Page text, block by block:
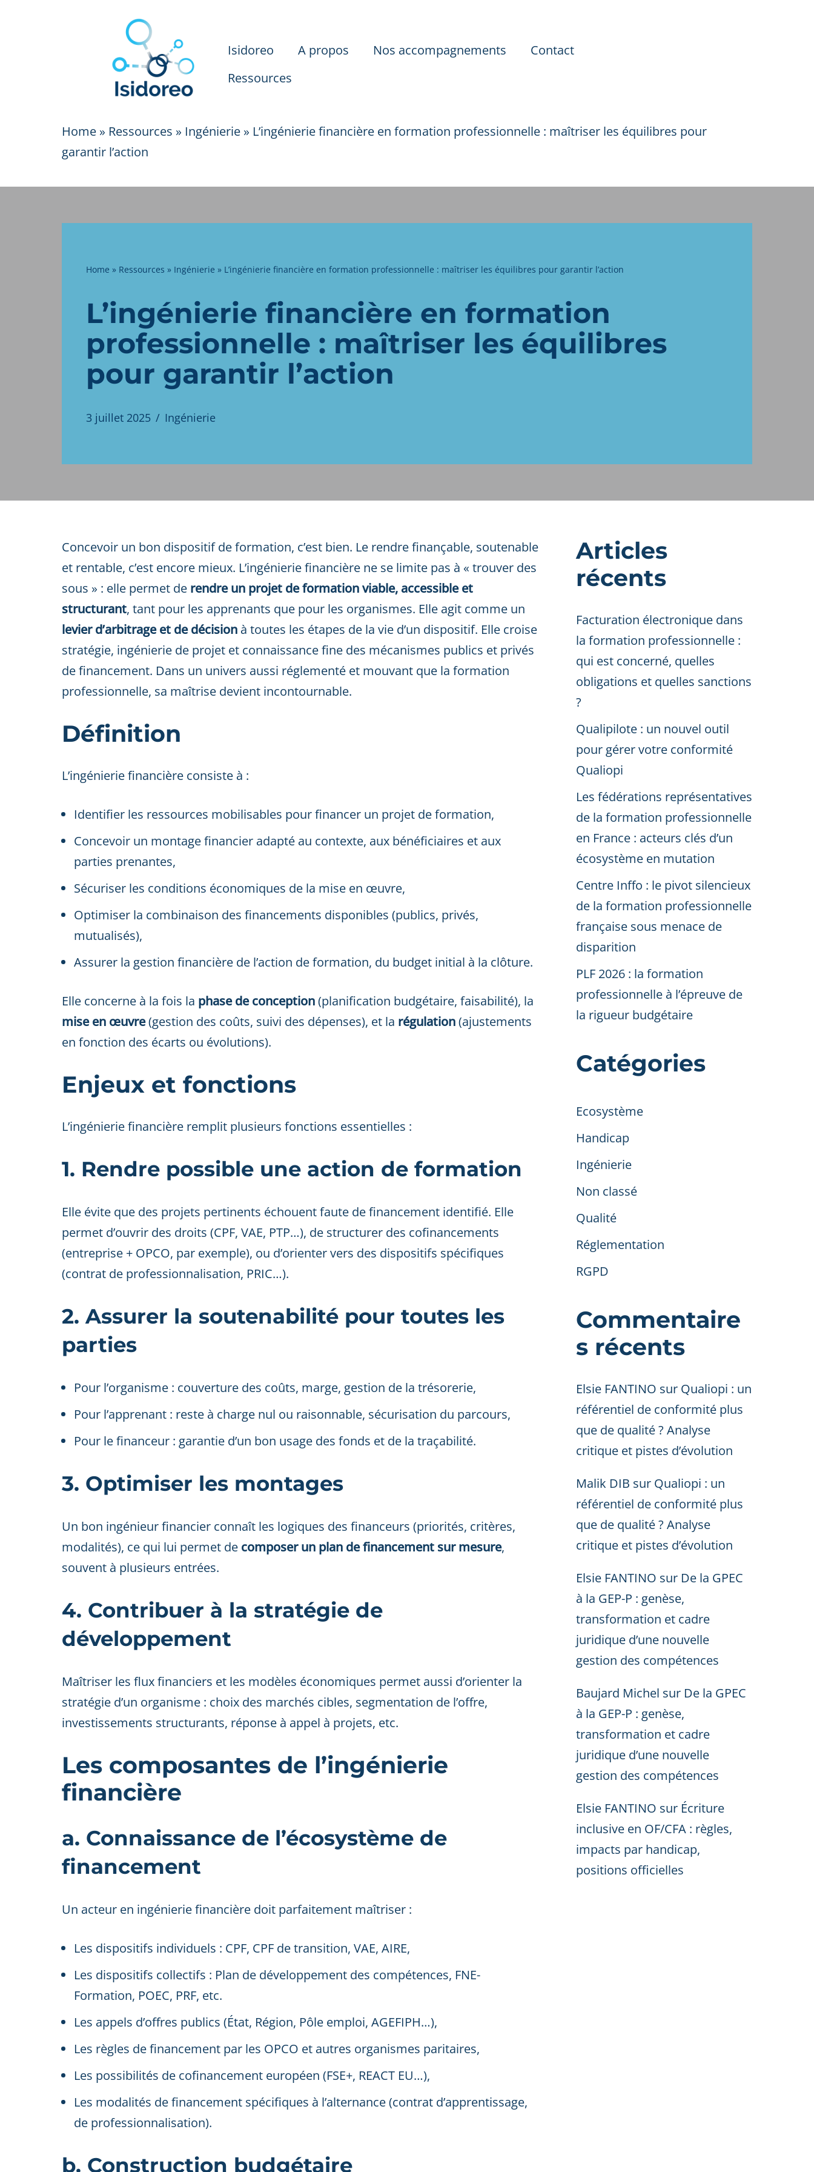
Isidoreo A propos Nos accompagnements
Contact
Ressources
Home » Ressources » Ingénierie » L’ingénierie financière en formation professionnelle : maîtriser les équilibres pour
garantir l’action
Home » Ressources » Ingénierie » L’ingénierie financière en formation professionnelle : maîtriser les équilibres pour garantir l’action
L’ingénierie financière en formation
professionnelle : maîtriser les équilibres
pour garantir l’action
3 juillet 2025 Ingénierie
Concevoir un bon dispositif de formation, c’est bien. Le rendre finançable, soutenable
et rentable, c’est encore mieux. L’ingénierie financière ne se limite pas à « trouver des
sous » : elle permet de rendre un projet de formation viable, accessible et
structurant, tant pour les apprenants que pour les organismes. Elle agit comme un
levier d’arbitrage et de décision à toutes les étapes de la vie d’un dispositif. Elle croise
stratégie, ingénierie de projet et connaissance fine des mécanismes publics et privés
de financement. Dans un univers aussi réglementé et mouvant que la formation
professionnelle, sa maîtrise devient incontournable.
Définition
L’ingénierie financière consiste à :
Identifier les ressources mobilisables pour financer un projet de formation,
Concevoir un montage financier adapté au contexte, aux bénéficiaires et aux
parties prenantes,
Sécuriser les conditions économiques de la mise en œuvre,
Optimiser la combinaison des financements disponibles (publics, privés,
mutualisés),
Assurer la gestion financière de l’action de formation, du budget initial à la clôture.
Elle concerne à la fois la phase de conception(planification budgétaire, faisabilité), la
mise en œuvre(gestion des coûts, suivi des dépenses), et la régulation(ajustements
en fonction des écarts ou évolutions).
Enjeux et fonctions
L’ingénierie financière remplit plusieurs fonctions essentielles :
1. Rendre possible une action de formation
Elle évite que des projets pertinents échouent faute de financement identifié. Elle
permet d’ouvrir des droits (CPF, VAE, PTP…), de structurer des cofinancements
(entreprise + OPCO, par exemple), ou d’orienter vers des dispositifs spécifiques
(contrat de professionnalisation, PRIC…).
2. Assurer la soutenabilité pour toutes les
parties
Pour l’organisme : couverture des coûts, marge, gestion de la trésorerie,
Pour l’apprenant : reste à charge nul ou raisonnable, sécurisation du parcours,
Pour le financeur : garantie d’un bon usage des fonds et de la traçabilité.
3. Optimiser les montages
Un bon ingénieur financier connaît les logiques des financeurs (priorités, critères,
modalités), ce qui lui permet de composer un plan de financement sur mesure,
souvent à plusieurs entrées.
4. Contribuer à la stratégie de
développement
Maîtriser les flux financiers et les modèles économiques permet aussi d’orienter la
stratégie d’un organisme : choix des marchés cibles, segmentation de l’offre,
investissements structurants, réponse à appel à projets, etc.
Les composantes de l’ingénierie
financière
a. Connaissance de l’écosystème de
financement
Un acteur en ingénierie financière doit parfaitement maîtriser :
Les dispositifs individuels : CPF, CPF de transition, VAE, AIRE,
Les dispositifs collectifs : Plan de développement des compétences, FNE-
Formation, POEC, PRF, etc.
Les appels d’offres publics (État, Région, Pôle emploi, AGEFIPH…),
Les règles de financement par les OPCO et autres organismes paritaires,
Les possibilités de cofinancement européen (FSE+, REACT EU…),
Les modalités de financement spécifiques à l’alternance (contrat d’apprentissage,
de professionnalisation).
b. Construction budgétaire
Articles
récents
Facturation électronique dans
la formation professionnelle :
qui est concerné, quelles
obligations et quelles sanctions
?
Qualipilote : un nouvel outil
pour gérer votre conformité
Qualiopi
Les fédérations représentatives
de la formation professionnelle
en France : acteurs clés d’un
écosystème en mutation
Centre Inffo : le pivot silencieux
de la formation professionnelle
française sous menace de
disparition
PLF 2026 : la formation
professionnelle à l’épreuve de
la rigueur budgétaire
Catégories
Ecosystème
Handicap
Ingénierie
Non classé
Qualité
Réglementation
RGPD
Commentaire
s récents
Elsie FANTINO sur Qualiopi : un
référentiel de conformité plus
que de qualité ? Analyse
critique et pistes d’évolution
Malik DIB sur Qualiopi : un
référentiel de conformité plus
que de qualité ? Analyse
critique et pistes d’évolution
Elsie FANTINO sur De la GPEC
à la GEP-P : genèse,
transformation et cadre
juridique d’une nouvelle
gestion des compétences
Baujard Michel sur De la GPEC
à la GEP-P : genèse,
transformation et cadre
juridique d’une nouvelle
gestion des compétences
Elsie FANTINO sur Écriture
inclusive en OF/CFA : règles,
impacts par handicap,
positions officielles